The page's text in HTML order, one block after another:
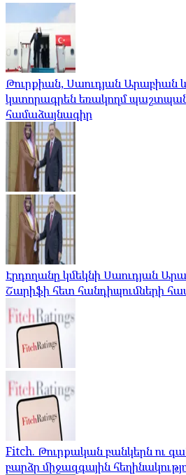
Թուրքիան, Սաուդյան Արաբիան
կստորագրեն եռակողմ
համաձայնագիր
Էրդողանը կմեկնի Սաուդյան
Շարիֆի հետ հանդիպումների
Fitch. Թուրքական բանկերն ու
բարձր միջազգային